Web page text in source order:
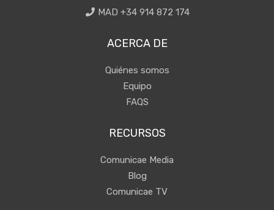
MAD +34 914 872 174
ACERCA DE
Quiénes somos
Equipo
FAQS
RECURSOS
Comunicae Media
Blog
Comunicae TV